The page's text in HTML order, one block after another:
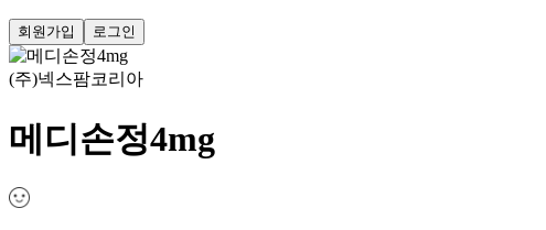
회원가입 로그인
(주)넥스팜코리아
메디손정4mg